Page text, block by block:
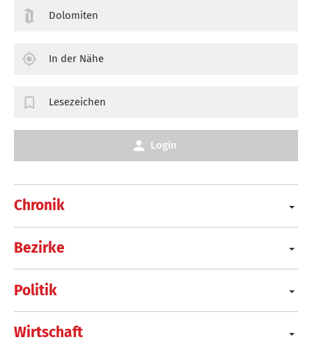
Chronik
Bezirke
Politik
Wirtschaft
Dolomiten
In der Nähe
Lesezeichen
Login